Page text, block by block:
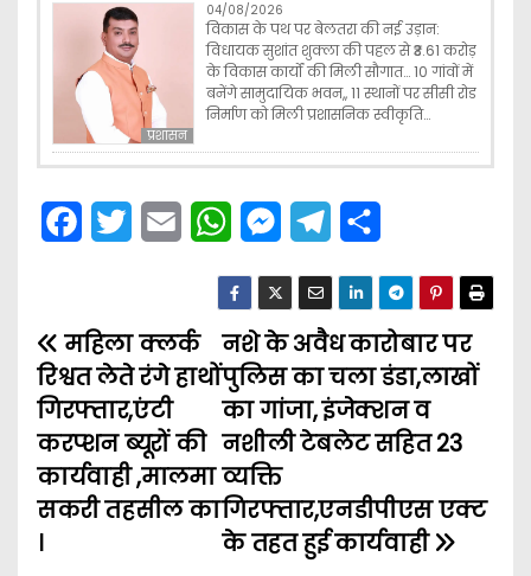
प्रशासन
04/08/2026
विकास के पथ पर बेलतरा की नई उड़ान:
विधायक सुशांत शुक्ला की पहल से ₹3.61 करोड़
के विकास कार्यों की मिली सौगात… 10 गांवों में
बनेंगे सामुदायिक भवन,, 11 स्थानों पर सीसी रोड
निर्माण को मिली प्रशासनिक स्वीकृति…
e
b
o
o
k
t
t
e
r
i
l
W
a
t
s
A
p
p
M
s
s
e
n
g
e
r
l
e
g
r
m
a
r
e
P
o
s
t
n
नशे के अवैध कारोबार पर
पुलिस का चला डंडा,लाखों
का गांजा, इंजेक्शन व
नशीली टेबलेट सहित 23
व्यक्ति
गिरफ्तार,एनडीपीएस एक्ट
के तहत हुई कार्यवाही
महिला क्लर्क
रिश्वत लेते रंगे हाथों
गिरफ्तार,एंटी
करप्शन ब्यूरों की
कार्यवाही ,मालमा
सकरी तहसील का
।